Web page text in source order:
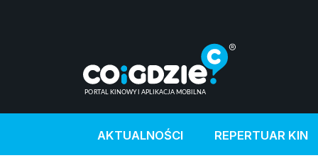
AKTUALNOŚCI REPERTUAR KIN